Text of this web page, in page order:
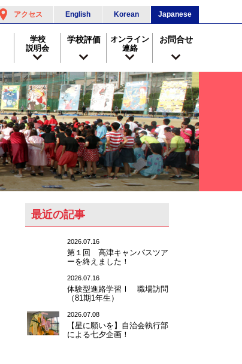
アクセス English Korean Japanese
学校
説明会
学校評価
オンライン
連絡
お問合せ
最近の記事
2026.07.16
第１回 高津キャンパスツア
ーを終えました！
2026.07.16
体験型進路学習Ⅰ 職場訪問
（81期1年生）
2026.07.08
【星に願いを】自治会執行部
による七夕企画！